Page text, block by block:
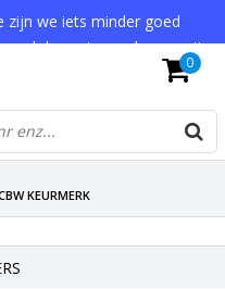
zijn we iets minder goed
extra onderweg zijn.
begrip!
(GRATIS VA €75,-)
WEL 75% KORTING !
KEURMERK
0